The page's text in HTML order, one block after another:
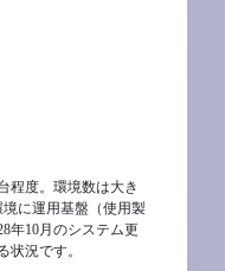
程度。環境数は大き
に運用基盤（使用製
年10月のシステム更
状況です。